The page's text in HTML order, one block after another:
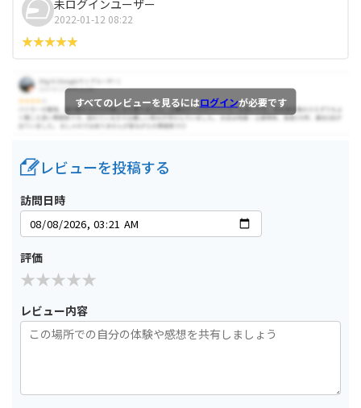
未ログインユーザー
2022-01-12 08:22
すべてのレビューを見るにはログインが必要です
レビューを投稿する
訪問日時
評価
レビュー内容